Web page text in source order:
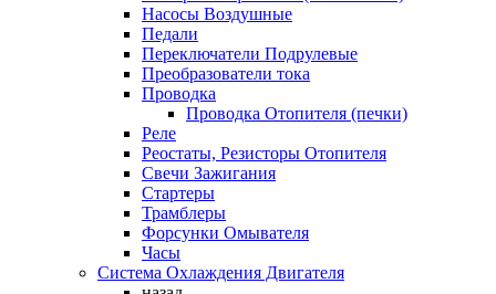
Насосы Воздушные
Педали
Переключатели Подрулевые
Преобразователи тока
Проводка
Проводка Отопителя (печки)
Реле
Реостаты, Резисторы Отопителя
Свечи Зажигания
Стартеры
Трамблеры
Форсунки Омывателя
Часы
Система Охлаждения Двигателя